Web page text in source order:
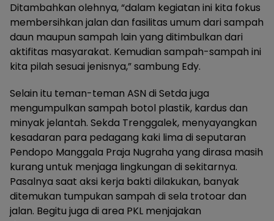
Ditambahkan olehnya, “dalam kegiatan ini kita fokus
membersihkan jalan dan fasilitas umum dari sampah
daun maupun sampah lain yang ditimbulkan dari
aktifitas masyarakat. Kemudian sampah-sampah ini
kita pilah sesuai jenisnya,” sambung Edy.
Selain itu teman-teman ASN di Setda juga
mengumpulkan sampah botol plastik, kardus dan
minyak jelantah. Sekda Trenggalek, menyayangkan
kesadaran para pedagang kaki lima di seputaran
Pendopo Manggala Praja Nugraha yang dirasa masih
kurang untuk menjaga lingkungan di sekitarnya.
Pasalnya saat aksi kerja bakti dilakukan, banyak
ditemukan tumpukan sampah di sela trotoar dan
jalan. Begitu juga di area PKL menjajakan